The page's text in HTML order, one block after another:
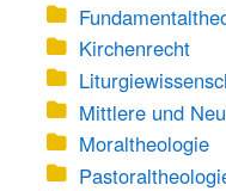
Kirchenrecht
Mittlere und
Moraltheologie